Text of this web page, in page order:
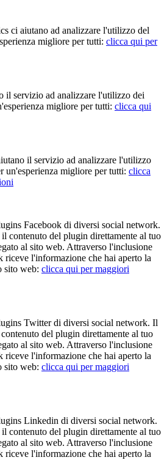
ci aiutano ad analizzare l'utilizzo del
migliore per tutti: clicca qui per
il servizio ad analizzare l'utilizzo dei
migliore per tutti: clicca qui
il servizio ad analizzare l'utilizzo
un'esperienza migliore per tutti: clicca
Facebook di diversi social network.
contenuto del plugin direttamente al tuo
al sito web. Attraverso l'inclusione
l'informazione che hai aperto la
sito web: clicca qui per maggiori
Twitter di diversi social network. Il
del plugin direttamente al tuo
al sito web. Attraverso l'inclusione
l'informazione che hai aperto la
sito web: clicca qui per maggiori
Linkedin di diversi social network.
contenuto del plugin direttamente al tuo
al sito web. Attraverso l'inclusione
l'informazione che hai aperto la